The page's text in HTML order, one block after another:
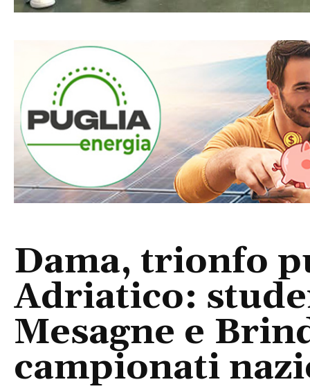
Dama, trionfo
Adriatico:
Mesagne e
campionati